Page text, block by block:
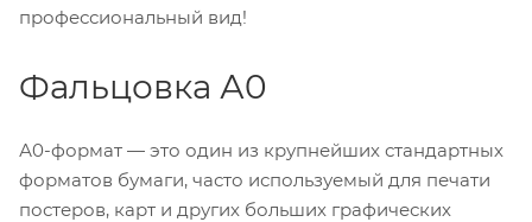
профессиональный вид!
Фальцовка А0
А0-формат — это один из крупнейших стандартных
форматов бумаги, часто используемый для печати
постеров, карт и других больших графических